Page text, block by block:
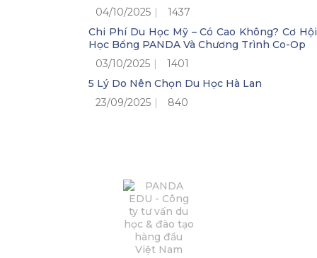
04/10/2025
1437
Chi Phí Du Học Mỹ – Có Cao Không? Cơ Hội
Học Bổng PANDA Và Chương Trình Co-Op
03/10/2025
1401
5 Lý Do Nên Chọn Du Học Hà Lan
23/09/2025
840